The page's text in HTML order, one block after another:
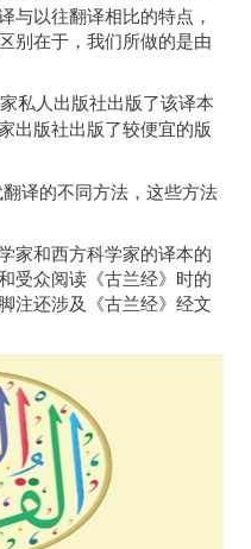
与以往翻译相比的特点，
别在于，我们所做的是由
私人出版社出版了该译本
出版社出版了较便宜的版
译的不同方法，这些方法
家和西方科学家的译本的
受众阅读《古兰经》时的
注还涉及《古兰经》经文